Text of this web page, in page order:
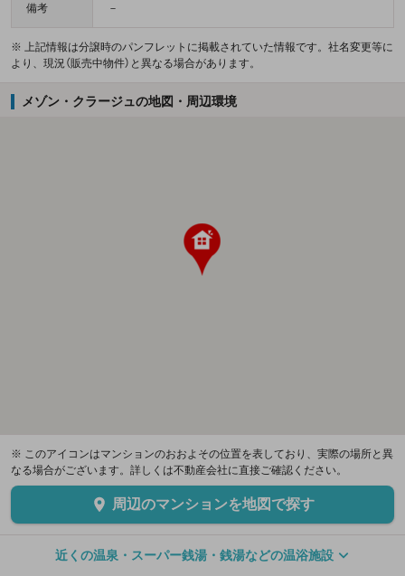
備考 －
※ 上記情報は分譲時のパンフレットに掲載されていた情報です。社名変更等に
より、現況（販売中物件）と異なる場合があります。
メゾン・クラージュの地図・周辺環境
※ このアイコンはマンションのおおよその位置を表しており、実際の場所と異
なる場合がございます。詳しくは不動産会社に直接ご確認ください。
周辺のマンションを地図で探す
近くの温泉・スーパー銭湯・銭湯などの温浴施設